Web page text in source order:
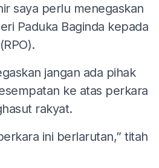
saya perlu menegaskan
Paduka Baginda kepada
jangan ada pihak
ke atas perkara
rakyat.
ini berlarutan,” titah